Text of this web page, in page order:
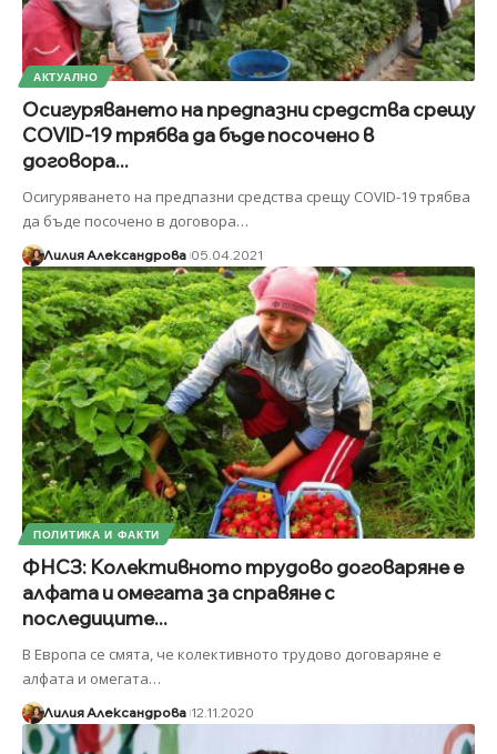
АКТУАЛНО
Осигуряването на предпазни средства срещу
COVID-19 трябва да бъде посочено в
договора...
Осигуряването на предпазни средства срещу COVID-19 трябва
да бъде посочено в договора…
Лилия Александрова 05.04.2021
ПОЛИТИКА И ФАКТИ
ФНСЗ: Колективното трудово договаряне е
алфата и омегата за справяне с
последиците...
В Европа се смята, че колективното трудово договаряне е
алфата и омегата…
Лилия Александрова 12.11.2020